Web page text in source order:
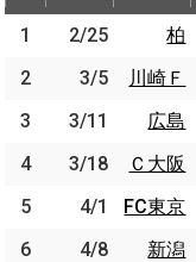
節 開催日 相手
1 2/25 柏
2
3/5 川崎Ｆ
3
3/11 広島
4
3/18 Ｃ大阪
5
4/1 FC東京
6
4/8 新潟
1 2/25
柏
2
3/5
川崎Ｆ
3
3/11
広島
4
3/18
Ｃ大阪
5
4/1
FC東京
6
4/8
新潟